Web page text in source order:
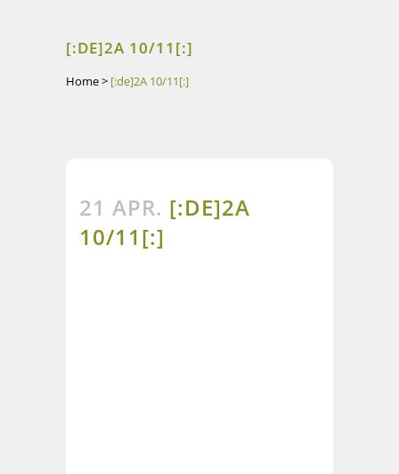
[:DE]2A 10/11[:]
Home> [:de]2A 10/11[:]
21 APR. [:DE]2A
10/11[:]